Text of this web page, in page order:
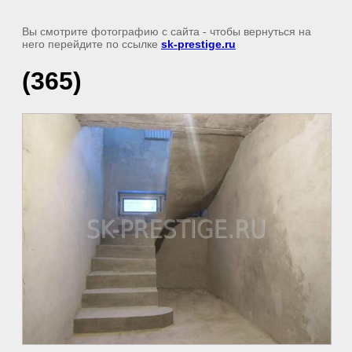
Вы смотрите фотографию с сайта - чтобы вернуться на
него перейдите по ссылке sk-prestige.ru
(365)